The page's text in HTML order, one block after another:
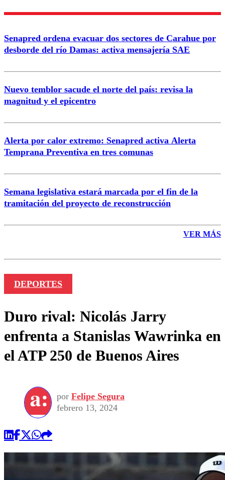
Nombre
Correo
Senapred ordena evacuar dos sectores de Carahue por
desborde del río Damas: activa mensajería SAE
Nuevo temblor sacude el norte del país: revisa la
magnitud y el epicentro
Alerta por calor extremo: Senapred activa Alerta
Temprana Preventiva en tres comunas
Semana legislativa estará marcada por el fin de la
tramitación del proyecto de reconstrucción
VER MÁS
DEPORTES
Duro rival: Nicolás Jarry
enfrenta a Stanislas Wawrinka en
el ATP 250 de Buenos Aires
por Felipe Segura
febrero 13, 2024